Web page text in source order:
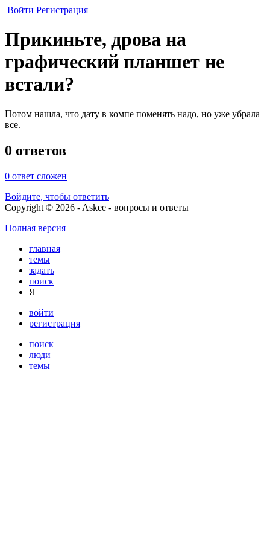
Войти Регистрация
Прикиньте, дрова на
графический планшет не
встали?
Потом нашла, что дату в компе поменять надо, но уже убрала
все.
0 ответов
0 ответ сложен
Войдите, чтобы ответить
Copyright © 2026 - Askee - вопросы и ответы
Полная версия
главная
темы
задать
поиск
Я
войти
регистрация
поиск
люди
темы